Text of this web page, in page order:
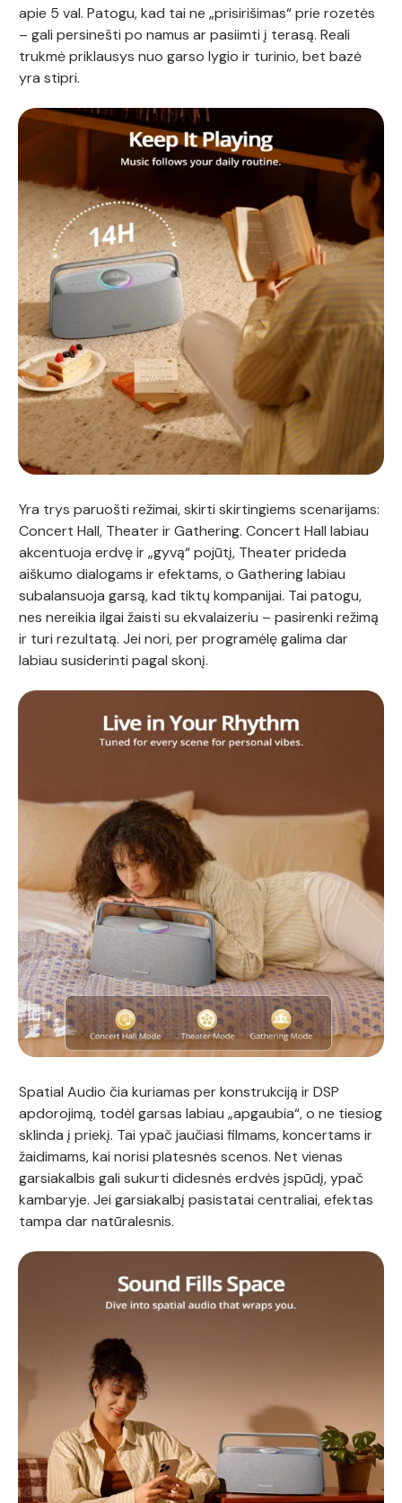
apie 5 val. Patogu, kad tai ne „prisirišimas“ prie rozetės
– gali persinešti po namus ar pasiimti į terasą. Reali
trukmė priklausys nuo garso lygio ir turinio, bet bazė
yra stipri.
Yra trys paruošti režimai, skirti skirtingiems scenarijams:
Concert Hall, Theater ir Gathering. Concert Hall labiau
akcentuoja erdvę ir „gyvą“ pojūtį, Theater prideda
aiškumo dialogams ir efektams, o Gathering labiau
subalansuoja garsą, kad tiktų kompanijai. Tai patogu,
nes nereikia ilgai žaisti su ekvalaizeriu – pasirenki režimą
ir turi rezultatą. Jei nori, per programėlę galima dar
labiau susiderinti pagal skonį.
Spatial Audio čia kuriamas per konstrukciją ir DSP
apdorojimą, todėl garsas labiau „apgaubia“, o ne tiesiog
sklinda į priekį. Tai ypač jaučiasi filmams, koncertams ir
žaidimams, kai norisi platesnės scenos. Net vienas
garsiakalbis gali sukurti didesnės erdvės įspūdį, ypač
kambaryje. Jei garsiakalbį pasistatai centraliai, efektas
tampa dar natūralesnis.